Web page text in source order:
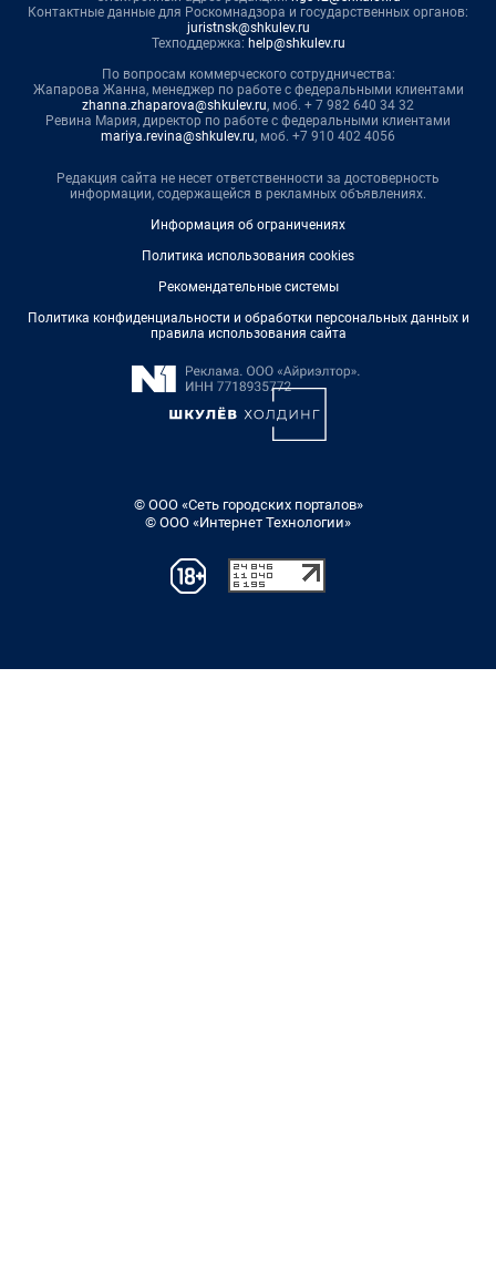
Контактные данные для Роскомнадзора и государственных органов:
juristnsk@shkulev.ru
Техподдержка: help@shkulev.ru
По вопросам коммерческого сотрудничества:
Жапарова Жанна, менеджер по работе с федеральными клиентами
zhanna.zhaparova@shkulev.ru, моб. + 7 982 640 34 32
Ревина Мария, директор по работе с федеральными клиентами
mariya.revina@shkulev.ru, моб. +7 910 402 4056
Редакция сайта не несет ответственности за достоверность
информации, содержащейся в рекламных объявлениях.
Информация об ограничениях
Политика использования cookies
Рекомендательные системы
Политика конфиденциальности и обработки персональных данных и
правила использования сайта
© ООО «Сеть городских порталов»
© ООО «Интернет Технологии»